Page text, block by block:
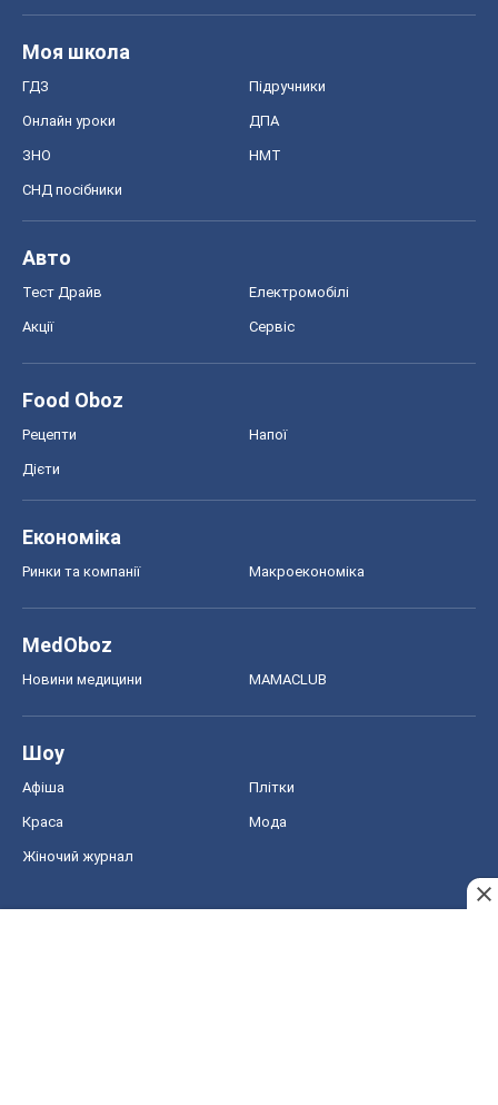
Моя школа
ГДЗ Підручники
Онлайн уроки ДПА
ЗНО НМТ
СНД посібники
Авто
Тест Драйв Електромобілі
Акції Сервіс
Food Oboz
Рецепти Напої
Дієти
Економіка
Ринки та компанії Макроекономіка
MedOboz
Новини медицини MAMACLUB
Шоу
Афіша Плітки
Краса Мода
Жіночий журнал